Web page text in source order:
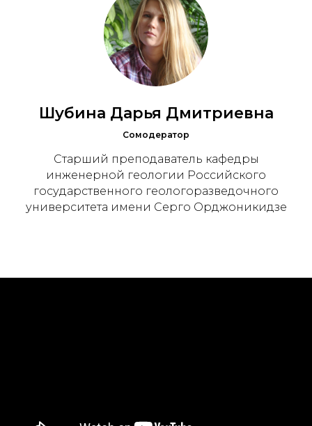
Шубина Дарья Дмитриевна
Сомодератор
Старший преподаватель кафедры
инженерной геологии Российского
государственного геологоразведочного
университета имени Серго Орджоникидзе